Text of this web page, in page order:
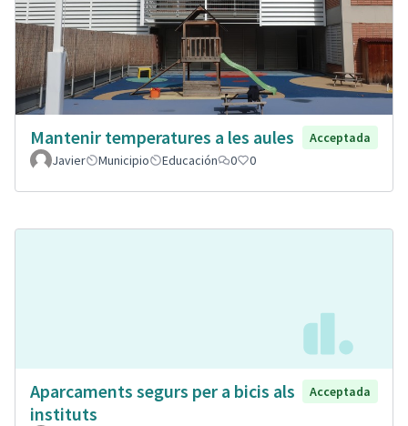
Mantenir temperatures a les aules
Acceptada
Javier
Municipio Educación 0 0
Aparcaments segurs per a bicis als
instituts
Acceptada